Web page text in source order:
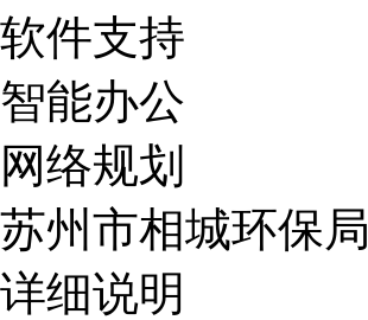
软件支持
智能办公
网络规划
苏州市相城环保局
详细说明